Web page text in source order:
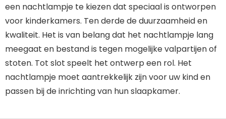
een nachtlampje te kiezen dat speciaal is ontworpen
voor kinderkamers. Ten derde de duurzaamheid en
kwaliteit. Het is van belang dat het nachtlampje lang
meegaat en bestand is tegen mogelijke valpartijen of
stoten. Tot slot speelt het ontwerp een rol. Het
nachtlampje moet aantrekkelijk zijn voor uw kind en
passen bij de inrichting van hun slaapkamer.